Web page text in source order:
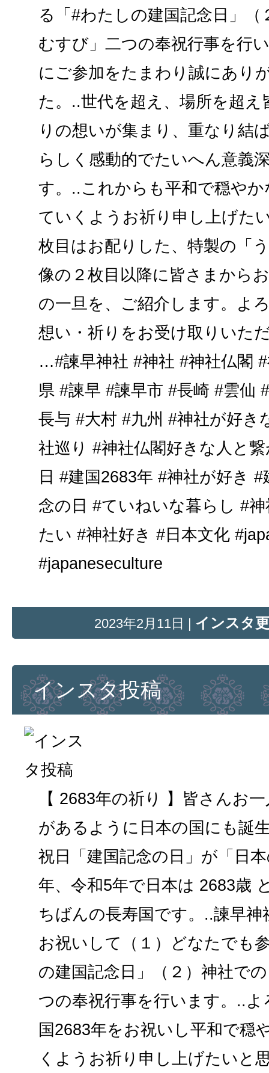
る「#わたしの建国記念日」（
むすび」二つの奉祝行事を行
にご参加をたまわり誠にあり
た。..世代を超え、場所を超
りの想いが集まり、重なり結
らしく感動的でたいへん意義
す。..これからも平和で穏や
ていくようお祈り申し上げた
枚目はお配りした、特製の「
像の２枚目以降に皆さまから
の一旦を、ご紹介します。よ
想い・祈りをお受け取りいた
…#諫早神社 #神社 #神社仏閣
県 #諫早 #諫早市 #長崎 #雲仙
長与 #大村 #九州 #神社が好き
社巡り #神社仏閣好きな人と
日 #建国2683年 #神社が好き
念の日 #ていねいな暮らし #
たい #神社好き #日本文化
#japaneseculture
2023年2月11日 | インスタ
インスタ投稿
【 2683年の祈り 】皆さんお
があるように日本の国にも誕
祝日「建国記念の日」が「日
年、令和5年で日本は 2683歳
ちばんの長寿国です。..諫早
お祝いして（１）どなたでも
の建国記念日」（２）神社で
つの奉祝行事を行います。..
国2683年をお祝いし平和で穏
くようお祈り申し上げたいと